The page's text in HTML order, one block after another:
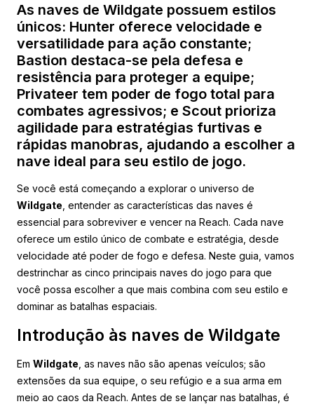
As naves de Wildgate possuem estilos
únicos: Hunter oferece velocidade e
versatilidade para ação constante;
Bastion destaca-se pela defesa e
resistência para proteger a equipe;
Privateer tem poder de fogo total para
combates agressivos; e Scout prioriza
agilidade para estratégias furtivas e
rápidas manobras, ajudando a escolher a
nave ideal para seu estilo de jogo.
Se você está começando a explorar o universo de
Wildgate , entender as características das naves é
essencial para sobreviver e vencer na Reach. Cada nave
oferece um estilo único de combate e estratégia, desde
velocidade até poder de fogo e defesa. Neste guia, vamos
destrinchar as cinco principais naves do jogo para que
você possa escolher a que mais combina com seu estilo e
dominar as batalhas espaciais.
Introdução às naves de Wildgate
Em Wildgate , as naves não são apenas veículos; são
extensões da sua equipe, o seu refúgio e a sua arma em
meio ao caos da Reach. Antes de se lançar nas batalhas, é